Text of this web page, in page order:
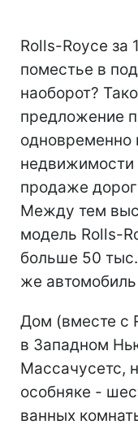
Rolls-Royce за
поместье в
наоборот?
предложение
одновременно
недвижимости
продаже
Между тем
модель Rolls-
больше 50
же
Дом (вместе с
в Западном
Массачусетс,
особняке -
ванных